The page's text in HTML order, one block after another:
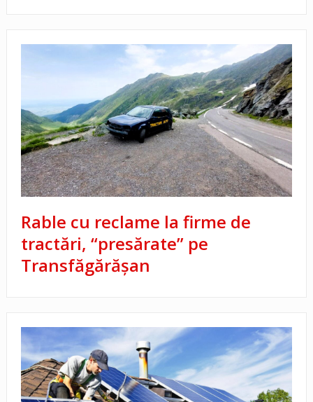
Rable cu reclame la firme de
tractări, “presărate” pe
Transfăgărășan